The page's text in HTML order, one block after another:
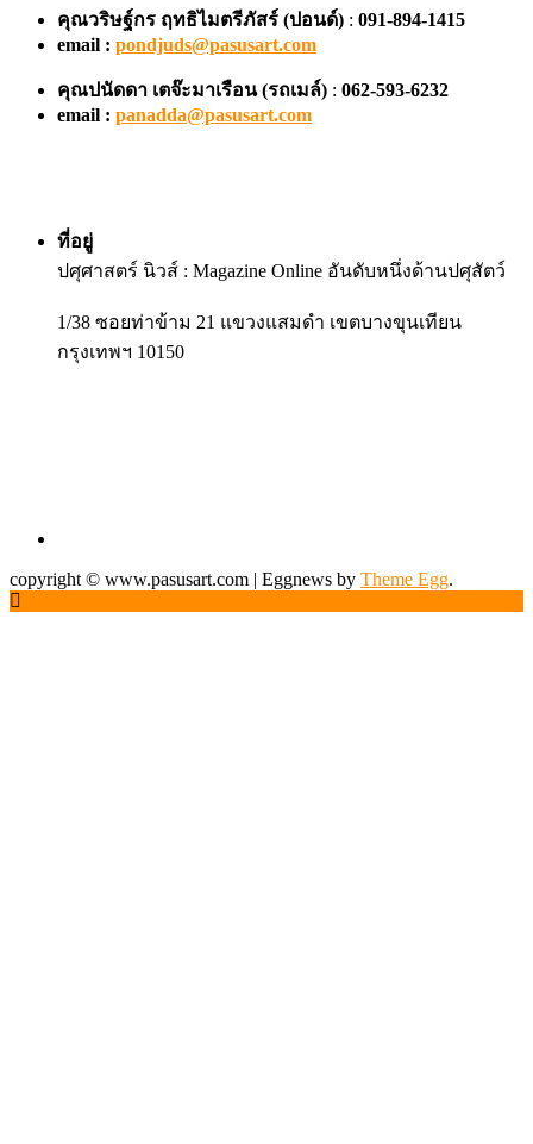
คุณวริษฐ์กร ฤทธิไมตรีภัสร์ (ปอนด์) : 091-894-1415
email : pondjuds@pasusart.com
คุณปนัดดา เตจ๊ะมาเรือน (รถเมล์) : 062-593-6232
email : panadda@pasusart.com
ที่อยู่
ปศุศาสตร์ นิวส์ : Magazine Online อันดับหนึ่งด้านปศุสัตว์
1/38 ซอยท่าข้าม 21 แขวงแสมดำ เขตบางขุนเทียน
กรุงเทพฯ 10150
copyright © www.pasusart.com | Eggnews by Theme Egg.